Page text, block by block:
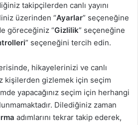
takipçilerden canlı yayını
üzerinden “Ayarlar” seçeneğine
göreceğiniz “Gizlilik” seçeneğine
” seçeneğini tercih edin.
hikayelerinizi ve canlı
kişilerden gizlemek için seçim
yapacağınız seçim için herhangi
Dilediğiniz zaman
adımlarını tekrar takip ederek,